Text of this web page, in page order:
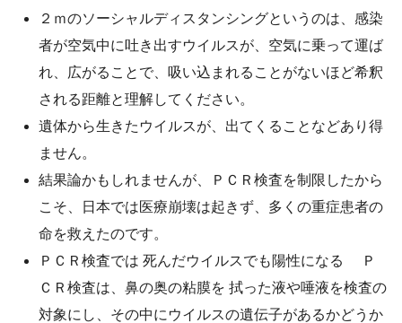
２ｍのソーシャルディスタンシングというのは、感染
者が空気中に吐き出すウイルスが、空気に乗って運ば
れ、広がることで、吸い込まれることがないほど希釈
される距離と理解してください。
遺体から生きたウイルスが、出てくることなどあり得
ません。
結果論かもしれませんが、ＰＣＲ検査を制限したから
こそ、日本では医療崩壊は起きず、多くの重症患者の
命を救えたのです。
ＰＣＲ検査では 死んだウイルスでも陽性になる Ｐ
ＣＲ検査は、鼻の奥の粘膜を 拭った液や唾液を検査の
対象にし、その中にウイルスの遺伝子があるかどうか